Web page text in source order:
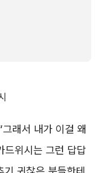
래서 내가 이걸 왜
드위시는 그런 답답